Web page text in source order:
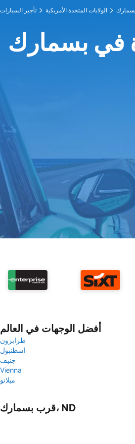
تأجير السيارات الولايات المتحدة الأمريكية
أفضل الوجهات في العالم
طرابزون
اسطنبول
جنيف
Vienna
ميلانو
قرب بسمارك، ND